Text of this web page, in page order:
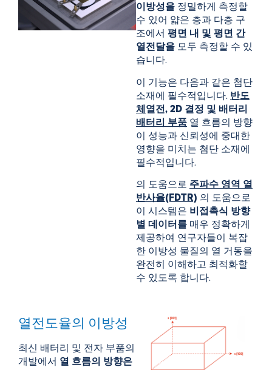
이방성을 정밀하게 측정할
수 있어 얇은 층과 다층 구
조에서 평면 내 및 평면 간
열전달을 모두 측정할 수 있
습니다.
이 기능은 다음과 같은 첨단
소재에 필수적입니다. 반도
체 열전, 2D 결정 및 배터리
배터리 부품 열 흐름의 방향
이 성능과 신뢰성에 중대한
영향을 미치는 첨단 소재에
필수적입니다.
의 도움으로 주파수 영역 열
반사율(FDTR) 의 도움으로
이 시스템은 비접촉식 방향
별 데이터를 매우 정확하게
제공하여 연구자들이 복잡
한 이방성 물질의 열 거동을
완전히 이해하고 최적화할
수 있도록 합니다.
열전도율의 이방성
최신 배터리 및 전자 부품의
개발에서 열 흐름의 방향은